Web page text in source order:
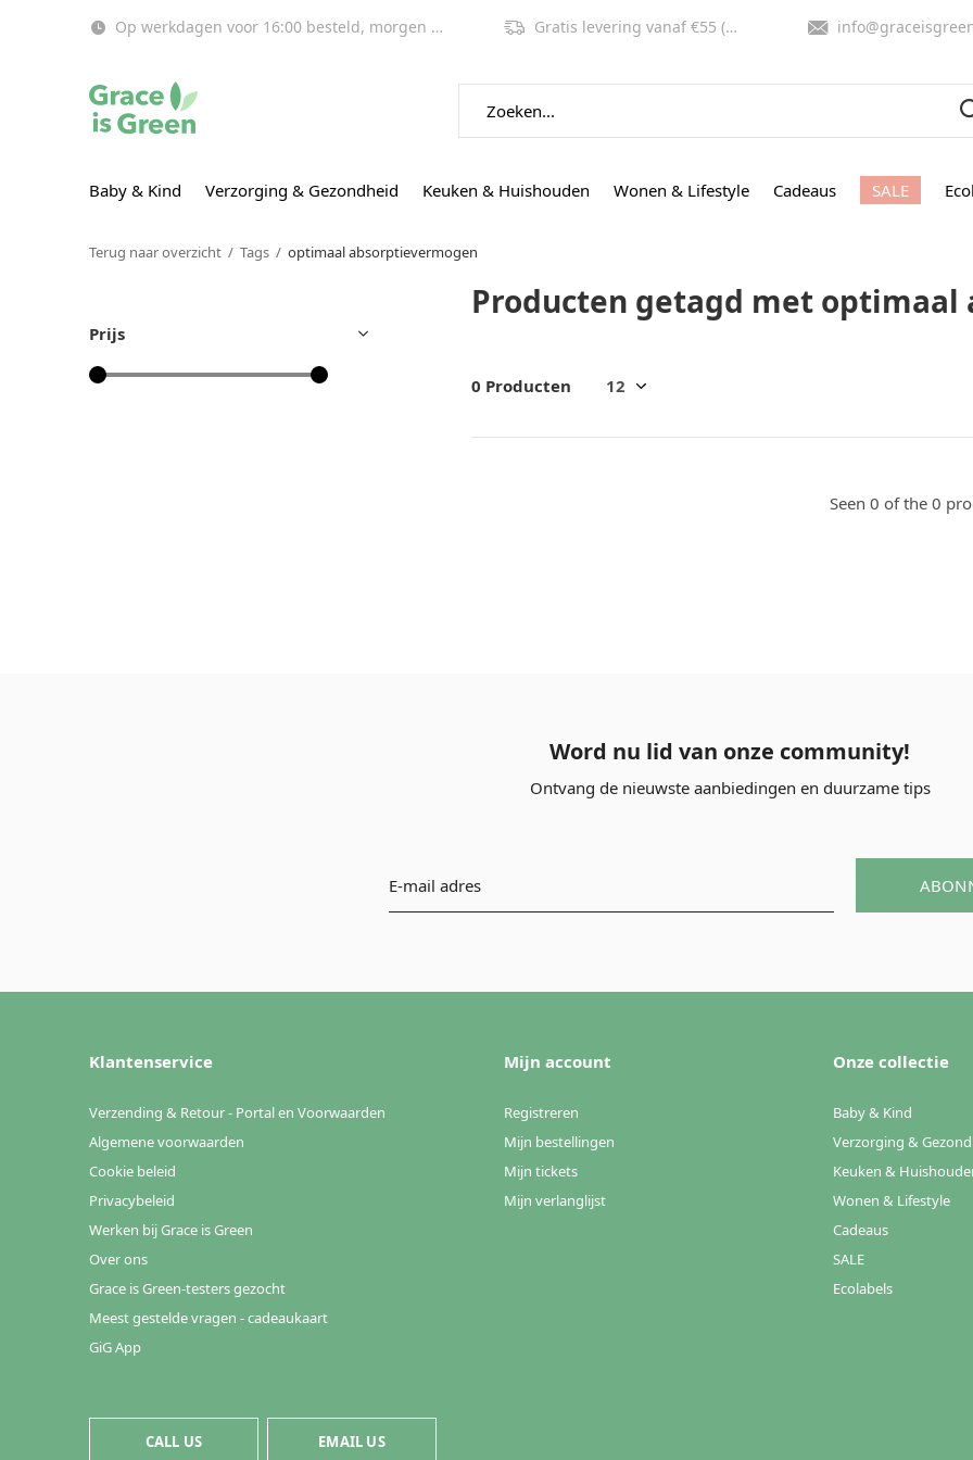
Baby & Kind Verzorging & Gezondheid Keuken & Huishouden Wonen & Lifestyle Cadeaus SALE
Op werkdagen voor 16:00 besteld, morgen in huis! Gratis levering vanaf €55 (NL, BE)
Terug naar overzicht Tags optimaal absorptievermogen
Producten getagd met
0 Producten
Seen 0 of the 0
Prijs
Word nu lid van onze community!
Ontvang de nieuwste aanbiedingen en duurzame tips
Klantenservice
Verzending & Retour - Portal en Voorwaarden
Algemene voorwaarden
Cookie beleid
Privacybeleid
Werken bij Grace is Green
Over ons
Grace is Green-testers gezocht
Meest gestelde vragen - cadeaukaart
GiG App
Mijn account
Registreren
Mijn bestellingen
Mijn tickets
Mijn verlanglijst
Onze collectie
Baby & Kind
Verzorging &
Keuken &
Wonen & Lifestyle
Cadeaus
SALE
Ecolabels
CALL US EMAIL US